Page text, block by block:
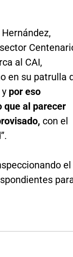
al CAI,
en su patrulla
por eso
que al parecer
con el
el